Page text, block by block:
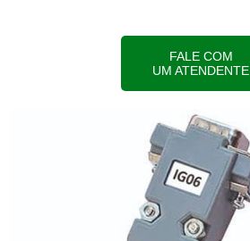
FALE COM
UM ATENDENTE